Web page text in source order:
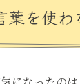
葉を使